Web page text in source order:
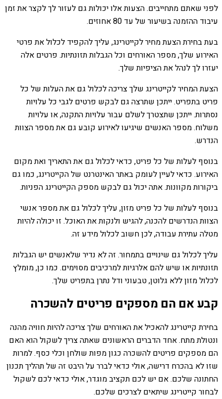
לפני שאתם מתחייבים. הצעות אלו יכולות גם לעזור לך לקצר את זמן
עיבוד ההזמנה בשיעור של עד 80 אחוזים.
בעת בחירת הצעת מחיר לקייטרינג, עליך להקפיד לכלול את פרטי
האירוע שלך, מספר האורחים וכל הגבלות תזונתיות. פרטים אלה
יעזרו לך לנהל את הציפיות שלך.
הצעת המחיר לקייטרינג שלך צריכה לכלול גם את העלות של כל
פריט בתפריט. ייתכן שתרצה גם לבקש פרטים לגבי כל עלויות
נסתרות. ייתכן שתצטרך לשלם עבור עלויות התקנה, או עלויות
משלוח. מספר האנשים שיגיעו לאירוע קובע גם את מספר הצוות
הנדרש.
בנוסף לעלות של כל פריט, כדאי לכלול גם את התאריך ואת מקום
האירוע. כדאי לעיין לעומק באתר האינטרנט של הקייטרינג, כמו גם
ביקורות מקוונות. אתה יכול גם לבקש מספק הקייטרינג הפניות.
בנוסף לעלות של כל פריט מזון, עליך לכלול גם את מספר אנשי
הצוות הנדרשים להכנה, להגיש ולנקות את האוכל. זו יכולה להיות
מטלה עתירת עבודה, לכן חשוב לכלול מידע זה.
עליך לכלול גם שינויים בתמחור. זה לא נדיר שלאנשים יש הגבלות
תזונתיות או שיש להם אלרגיות למרכיבים מסוימים. כמו כן, מומלץ
לכלול מזון ללא גלוטן, טבעוני ודל נתרן בתפריט שלך.
קבע אם הם מספקים פריטים להשכרה
בחירת קייטרינג להאכיל את האורחים שלך צריכה להיות חוויה מהנה
ונטולת מתח. אחד הדברים הראשונים שאתה צריך לשקול הוא האם
הם מספקים פריטים להשכרה כגון מפות שולחן וכלי כסף. למרות
שזו לא בהכרח דרישה, אולי כדאי לברר על היבט זה של תהליך תכנון
החתונה שלכם. אם יש לכם תקציב מוגדר, אולי כדאי לכם לשקול
לבחור קייטרינג שיתאים לצרכים שלכם.